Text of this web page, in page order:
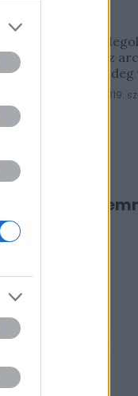
az
2019.
Ne maradj le